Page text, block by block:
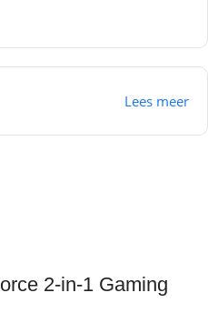
Lees meer
2-in-1 Gaming